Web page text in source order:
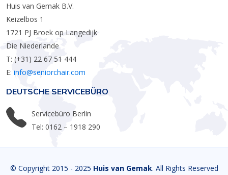
Huis van Gemak B.V.
Keizelbos 1
1721 PJ Broek op Langedijk
Die Niederlande
T: (+31) 22 67 51 444
E: info@seniorchair.com
DEUTSCHE SERVICEBÜRO
Servicebüro Berlin
Tel: 0162 – 1918 290
© Copyright 2015 - 2025 Huis van Gemak. All Rights Reserved